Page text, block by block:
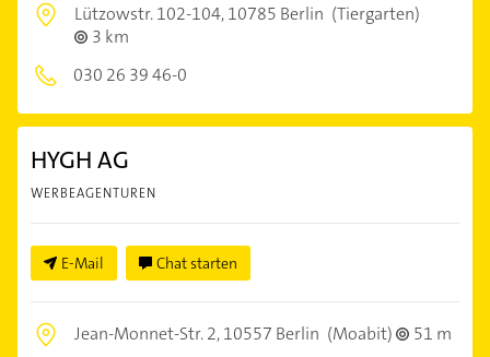
Lützowstr. 102-104,10785 Berlin (Tiergarten)
3 km
030 26 39 46-0
HYGH AG
WERBEAGENTUREN
E-Mail Chat starten
Jean-Monnet-Str. 2,10557 Berlin (Moabit)
51 m